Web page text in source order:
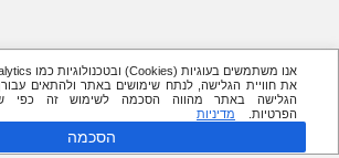
את חוויית הגלישה, לנתח שימושים באתר ולהתאים
הגלישה באתר מהווה הסכמה לשימוש זה כפי
הפרטיות.
מדיניות
הסכמה